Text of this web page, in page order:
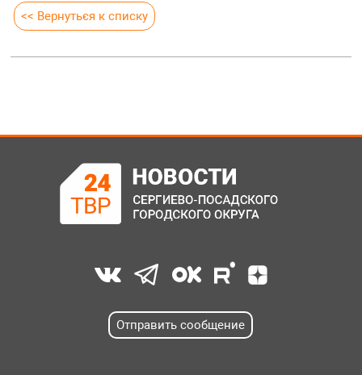
<< Вернуться к списку
Отправить сообщение